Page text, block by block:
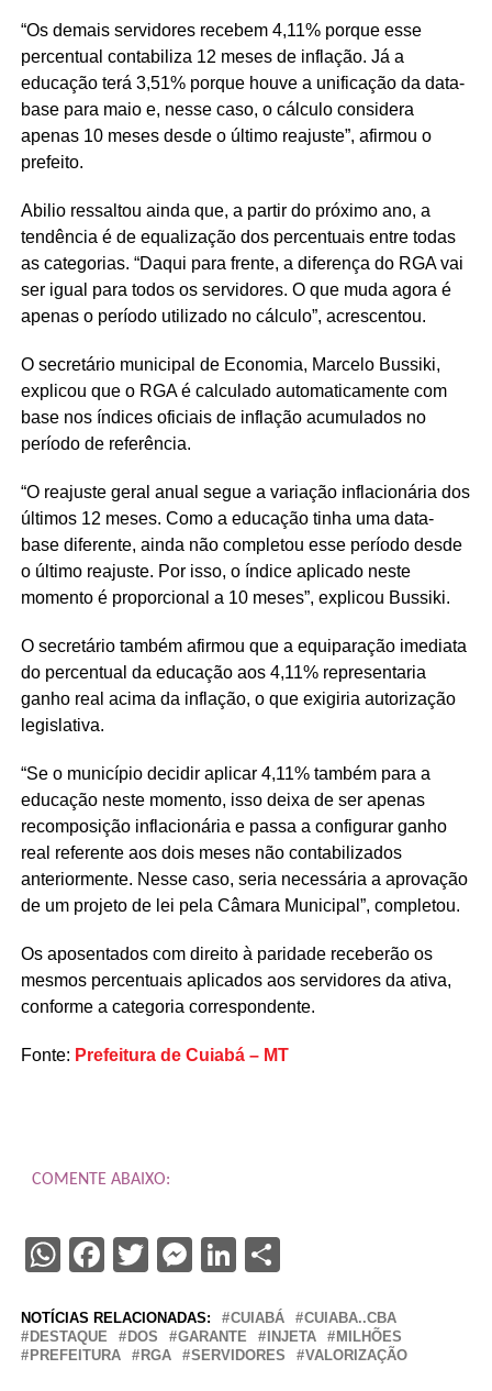
“Os demais servidores recebem 4,11% porque esse
percentual contabiliza 12 meses de inflação. Já a
educação terá 3,51% porque houve a unificação da data-
base para maio e, nesse caso, o cálculo considera
apenas 10 meses desde o último reajuste”, afirmou o
prefeito.
Abilio ressaltou ainda que, a partir do próximo ano, a
tendência é de equalização dos percentuais entre todas
as categorias. “Daqui para frente, a diferença do RGA vai
ser igual para todos os servidores. O que muda agora é
apenas o período utilizado no cálculo”, acrescentou.
O secretário municipal de Economia, Marcelo Bussiki,
explicou que o RGA é calculado automaticamente com
base nos índices oficiais de inflação acumulados no
período de referência.
“O reajuste geral anual segue a variação inflacionária dos
últimos 12 meses. Como a educação tinha uma data-
base diferente, ainda não completou esse período desde
o último reajuste. Por isso, o índice aplicado neste
momento é proporcional a 10 meses”, explicou Bussiki.
O secretário também afirmou que a equiparação imediata
do percentual da educação aos 4,11% representaria
ganho real acima da inflação, o que exigiria autorização
legislativa.
“Se o município decidir aplicar 4,11% também para a
educação neste momento, isso deixa de ser apenas
recomposição inflacionária e passa a configurar ganho
real referente aos dois meses não contabilizados
anteriormente. Nesse caso, seria necessária a aprovação
de um projeto de lei pela Câmara Municipal”, completou.
Os aposentados com direito à paridade receberão os
mesmos percentuais aplicados aos servidores da ativa,
conforme a categoria correspondente.
Fonte: Prefeitura de Cuiabá – MT
COMENTE ABAIXO:
WhatsApp
Facebook
TwitterMessenger
LinkedIn
NOTÍCIAS RELACIONADAS: CUIABÁ
CUIABA..CBA
DESTAQUE
DOS GARANTE INJETA
MILHÕES
PREFEITURA
RGA SERVIDORES VALORIZAÇÃO